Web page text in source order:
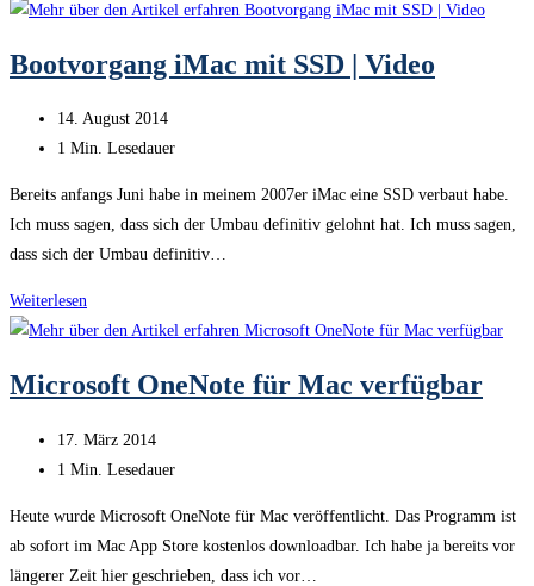
(OSX)
Bilder
Bootvorgang iMac mit SSD | Video
Beitrag
veröffentlicht:
14. August 2014
Lesedauer:
1 Min. Lesedauer
Bereits anfangs Juni habe in meinem 2007er iMac eine SSD verbaut habe.
Ich muss sagen, dass sich der Umbau definitiv gelohnt hat. Ich muss sagen,
dass sich der Umbau definitiv…
Weiterlesen
iMac
SSD
Video
Microsoft OneNote für Mac verfügbar
Beitrag
veröffentlicht:
17. März 2014
Lesedauer:
1 Min. Lesedauer
Heute wurde Microsoft OneNote für Mac veröffentlicht. Das Programm ist
ab sofort im Mac App Store kostenlos downloadbar. Ich habe ja bereits vor
längerer Zeit hier geschrieben, dass ich vor…